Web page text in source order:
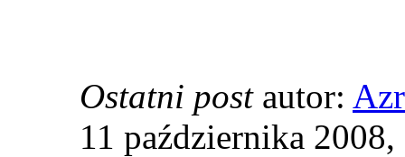
Ostatni post autor:
11 października